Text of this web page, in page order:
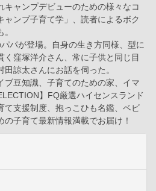
ャンプデビューのための様々なコ
ャンプ子育て学」、読者によるボク
パが登場。自身の生き方同様、型に
く窪塚洋介さん、常に子供と同じ目
諒太さんにお話を伺った。
ブ豆知識、子育てのための家、イマ
】FQ厳選ハイセンスランド
て支援制度、抱っこひも名鑑、ベビ
子育て最新情報満載でお届け！